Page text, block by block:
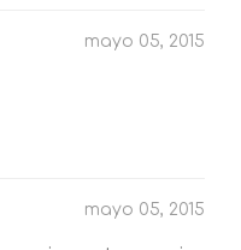
mayo 05, 2015
mayo 05, 2015